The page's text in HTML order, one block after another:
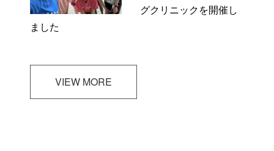
グクリニックを開催し
ました
VIEW MORE